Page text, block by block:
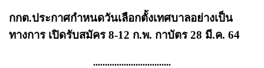
กกต.ประกาศกำหนดวันเลือกตั้งเทศบาลอย่างเป็น
ทางการ เปิดรับสมัคร 8-12 ก.พ. กาบัตร 28 มี.ค. 64
.................................